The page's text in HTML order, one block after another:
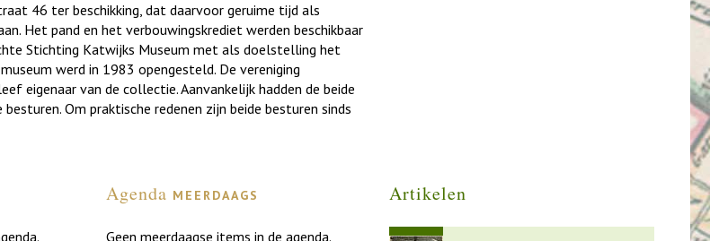
46 ter beschikking, dat daarvoor geruime tijd als
Het pand en het verbouwingskrediet werden beschikbaar
Stichting Katwijks Museum met als doelstelling het
werd in 1983 opengesteld. De vereniging
eigenaar van de collectie. Aanvankelijk hadden de beide
Om praktische redenen zijn beide besturen sinds
Agenda meerdaags
Geen meerdaagse items in de agenda.
Artikelen